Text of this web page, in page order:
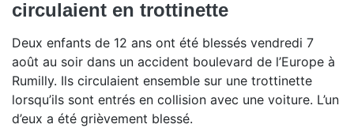
circulaient en trottinette
Deux enfants de 12 ans ont été blessés vendredi 7
août au soir dans un accident boulevard de l’Europe à
Rumilly. Ils circulaient ensemble sur une trottinette
lorsqu’ils sont entrés en collision avec une voiture. L’un
d’eux a été grièvement blessé.